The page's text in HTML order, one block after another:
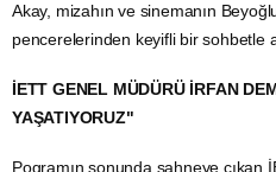
Akay, mizahın ve sinemanın
pencerelerinden keyifli bir sohbetle
İETT GENEL MÜDÜRÜ İRFAN
YAŞATIYORUZ"
Pogramın sonunda sahneye